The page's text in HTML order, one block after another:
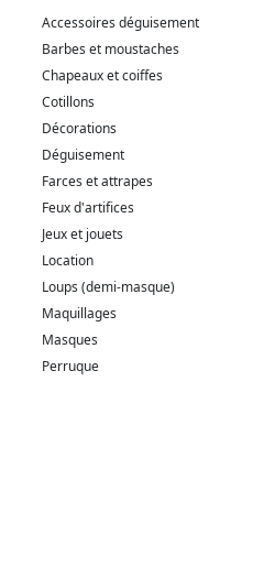
Accessoires déguisement
Barbes et moustaches
Chapeaux et coiffes
Cotillons
Décorations
Déguisement
Farces et attrapes
Feux d'artifices
Jeux et jouets
Location
Loups (demi-masque)
Maquillages
Masques
Perruque